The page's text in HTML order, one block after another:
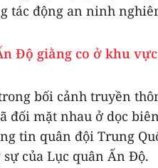
tác động an ninh
Độ giằng co ở khu
bối cảnh truyền
đối mặt nhau ở dọc
tin quân đội Trung
của Lục quân Ấn Độ.